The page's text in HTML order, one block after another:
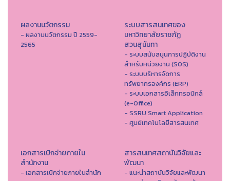
ผลงานนวัตกรรม
- ผลงานนวัตกรรม ปี 2559-
2565
ระบบสารสนเทศของ
มหาวิทยาลัยราชภัฏ
สวนสุนันทา
- ระบบสนับสนุนการปฏิบัติงาน
สำหรับหน่วยงาน (SOS)
- ระบบบริหารจัดการ
ทรัพยากรองค์กร (ERP)
- ระบบเอกสารอิเล็กทรอนิกส์
(e-Office)
- SSRU Smart Application
- ศูนย์เทคโนโลยีสารสนเทศ
เอกสารเบิกจ่ายภายใน
สำนักงาน
- เอกสารเบิกจ่ายภายในสำนัก
สารสนเทศสถาบันวิจัยและ
พัฒนา
- แนะนำสถาบันวิจัยและพัฒนา